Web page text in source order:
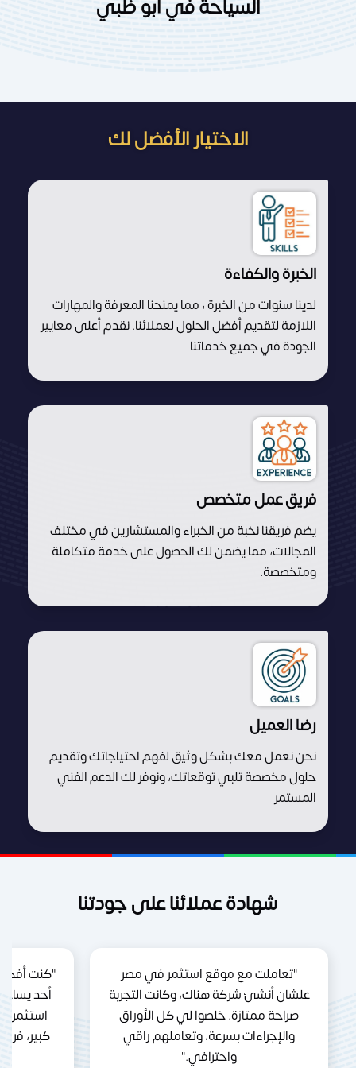
السياحة في أبو ظبي
الاختيار الأفضل لك
الخبرة والكفاءة
لدينا سنوات من الخبرة ، مما يمنحنا المعرفة والمهارات
اللازمة لتقديم أفضل الحلول لعملائنا. نقدم أعلى معايير
الجودة في جميع خدماتنا
فريق عمل متخصص
يضم فريقنا نخبة من الخبراء والمستشارين في مختلف
المجالات، مما يضمن لك الحصول على خدمة متكاملة
ومتخصصة.
رضا العميل
نحن نعمل معك بشكل وثيق لفهم احتياجاتك وتقديم
حلول مخصصة تلبي توقعاتك، ونوفر لك الدعم الفني
المستمر
شهادة عملائنا على جودتنا
"تعاملت مع موقع استثمر في مصر
علشان أنشئ شركة هناك، وكانت التجربة
صراحة ممتازة. خلصوا لي كل الأوراق
والإجراءات بسرعة، وتعاملهم راقي
واحترافي."
"كنت
أحد
استثمر
كبير،